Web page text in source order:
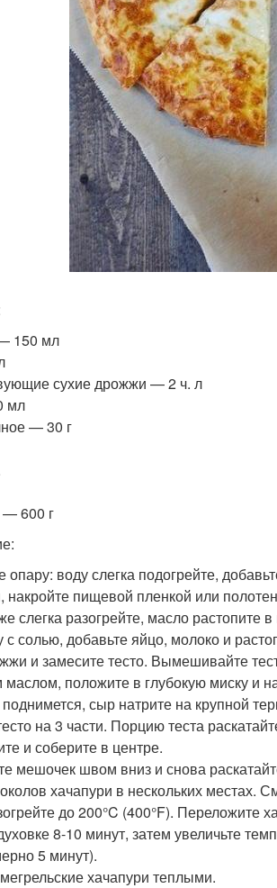
150 мл
сухие дрожжи — 2 ч. л
мл
— 30 г
— 600 г
опару: воду слегка подогрейте,
накройте пищевой пленкой или
слегка разогрейте, масло
с солью, добавьте яйцо, молоко и
и замесите тесто. Вымешивайте
положите в глубокую миску и
поднимется, сыр натрите на крупной
на 3 части. Порцию теста
и соберите в центре.
мешочек швом вниз и снова
хачапури в нескольких местах.
до 200°C (400°F).
8-10 минут, затем увеличьте
5 минут).
хачапури теплыми.